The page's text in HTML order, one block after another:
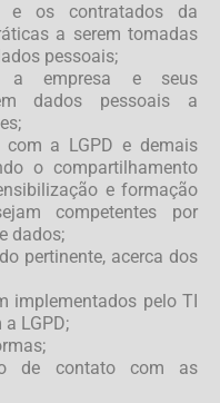
e os contratados da
a serem tomadas
pessoais;
a empresa e seus
dados pessoais a
com a LGPD e demais
o compartilhamento
e formação
competentes por
dados;
pertinente, acerca dos
implementados pelo TI
LGPD;
de contato com as